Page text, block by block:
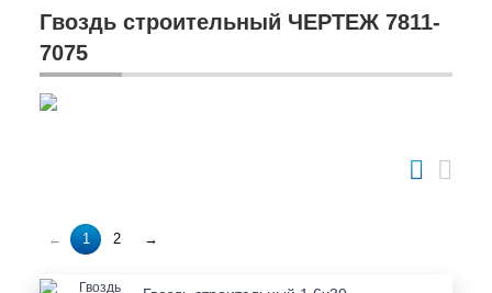
Гвоздь строительный ЧЕРТЕЖ 7811-
7075
← 1 2 →